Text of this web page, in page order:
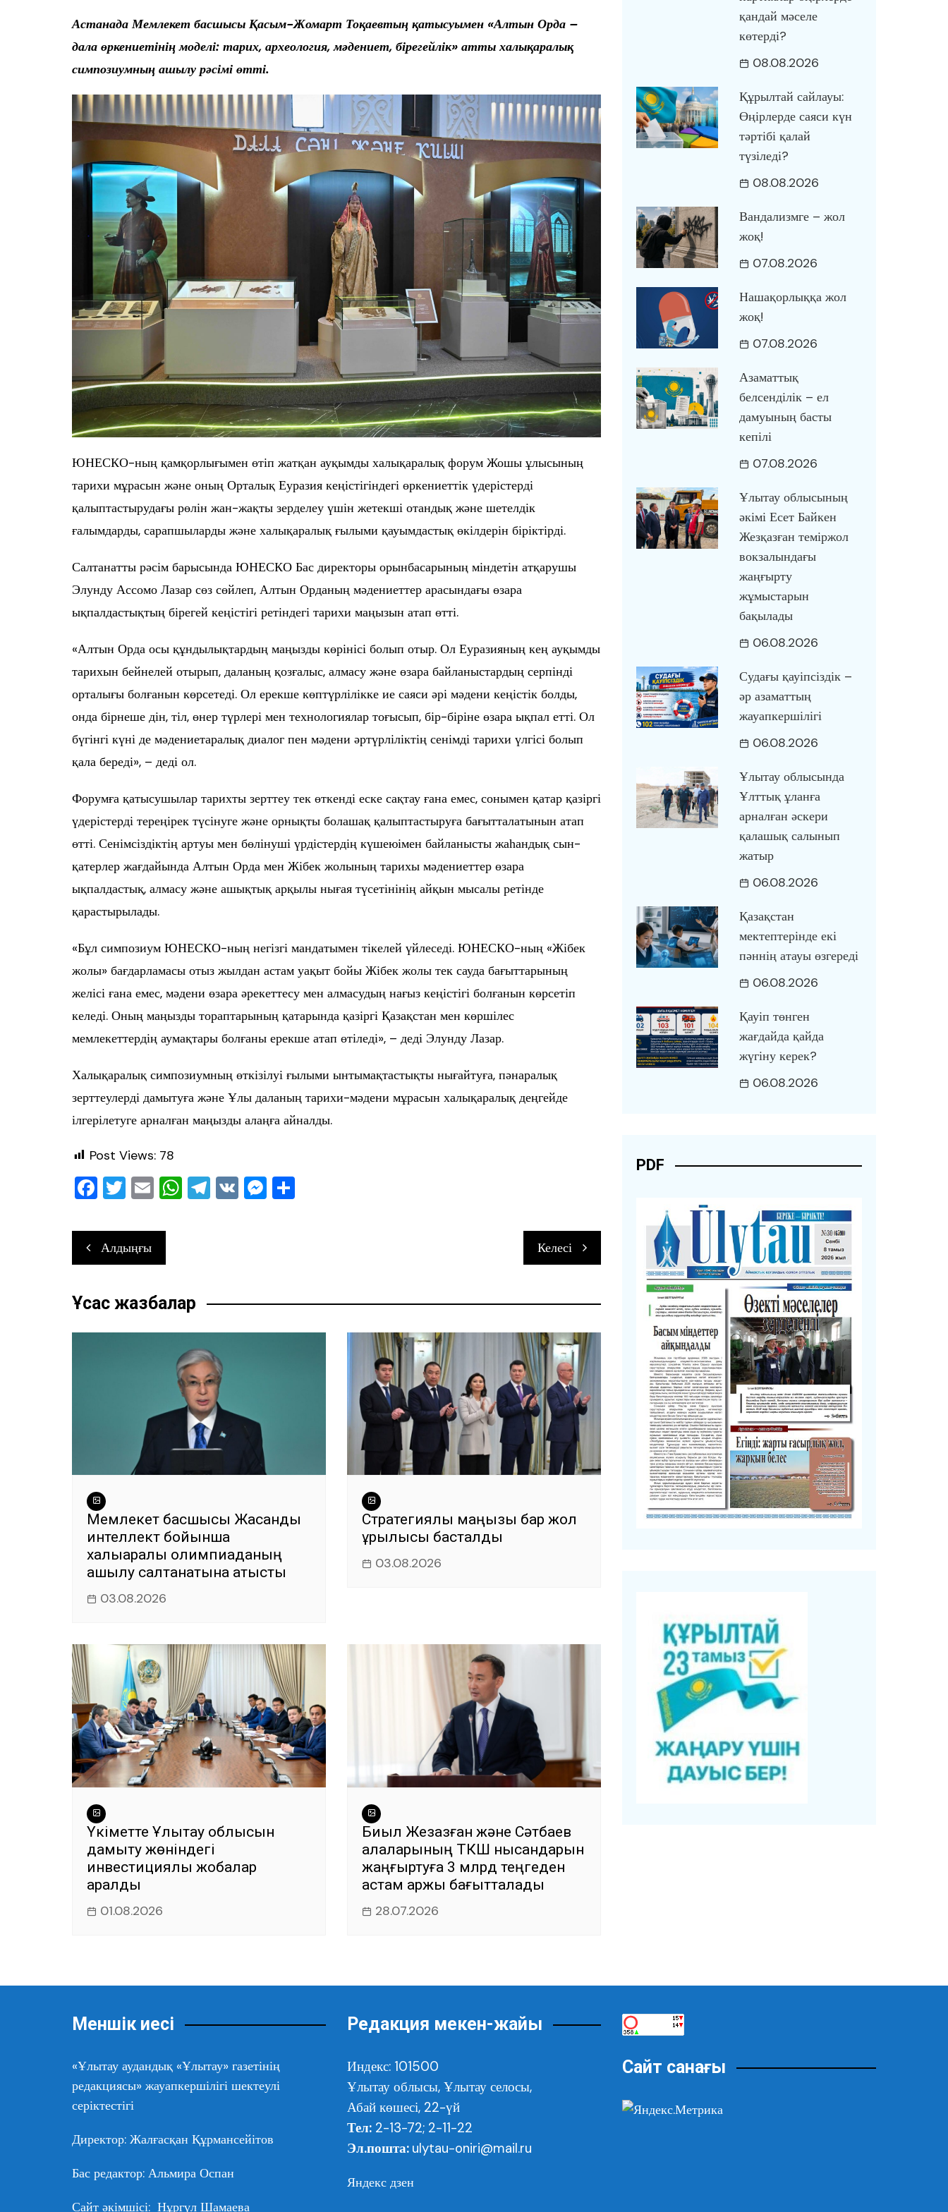
Астанада Мемлекет басшысы Қасым-Жомарт Тоқаевтың қатысуымен «Алтын Орда –
дала өркениетінің моделі: тарих, археология, мәдениет, бірегейлік» атты халықаралық
симпозиумның ашылу рәсімі өтті.
ЮНЕСКО-ның қамқорлығымен өтіп жатқан ауқымды халықаралық форум Жошы ұлысының
тарихи мұрасын және оның Орталық Еуразия кеңістігіндегі өркениеттік үдерістерді
қалыптастырудағы рөлін жан-жақты зерделеу үшін жетекші отандық және шетелдік
ғалымдарды, сарапшыларды және халықаралық ғылыми қауымдастық өкілдерін біріктірді.
Салтанатты рәсім барысында ЮНЕСКО Бас директоры орынбасарының міндетін атқарушы
Элунду Ассомо Лазар сөз сөйлеп, Алтын Орданың мәдениеттер арасындағы өзара
ықпалдастықтың бірегей кеңістігі ретіндегі тарихи маңызын атап өтті.
«Алтын Орда осы құндылықтардың маңызды көрінісі болып отыр. Ол Еуразияның кең ауқымды
тарихын бейнелей отырып, даланың қозғалыс, алмасу және өзара байланыстардың серпінді
орталығы болғанын көрсетеді. Ол ерекше көптүрлілікке ие саяси әрі мәдени кеңістік болды,
онда бірнеше дін, тіл, өнер түрлері мен технологиялар тоғысып, бір-біріне өзара ықпал етті. Ол
бүгінгі күні де мәдениетаралық диалог пен мәдени әртүрліліктің сенімді тарихи үлгісі болып
қала береді», – деді ол.
Форумға қатысушылар тарихты зерттеу тек өткенді еске сақтау ғана емес, сонымен қатар қазіргі
үдерістерді тереңірек түсінуге және орнықты болашақ қалыптастыруға бағытталатынын атап
өтті. Сенімсіздіктің артуы мен бөлінуші үрдістердің күшеюімен байланысты жаһандық сын-
қатерлер жағдайында Алтын Орда мен Жібек жолының тарихы мәдениеттер өзара
ықпалдастық, алмасу және ашықтық арқылы нығая түсетінінің айқын мысалы ретінде
қарастырылады.
«Бұл симпозиум ЮНЕСКО-ның негізгі мандатымен тікелей үйлеседі. ЮНЕСКО-ның «Жібек
жолы» бағдарламасы отыз жылдан астам уақыт бойы Жібек жолы тек сауда бағыттарының
желісі ғана емес, мәдени өзара әрекеттесу мен алмасудың нағыз кеңістігі болғанын көрсетіп
келеді. Оның маңызды тораптарының қатарында қазіргі Қазақстан мен көршілес
мемлекеттердің аумақтары болғаны ерекше атап өтіледі», – деді Элунду Лазар.
Халықаралық симпозиумның өткізілуі ғылыми ынтымақтастықты нығайтуға, пәнаралық
зерттеулерді дамытуға және Ұлы даланың тарихи-мәдени мұрасын халықаралық деңгейде
ілгерілетуге арналған маңызды алаңға айналды.
Post Views: 78
F
c
e
o
T
tt
er
E
ai
W
p
T
m
V M
g
Навигация
по
записям
Алдыңғы Келесі
Ұқсас жазбалар
Мемлекет басшысы Жасанды
интеллект бойынша
халықаралық олимпиаданың
ашылу салтанатына қатысты
03.08.2026
Стратегиялық маңызы бар жол
құрылысы басталды
03.08.2026
Үкіметте Ұлытау облысын
дамыту жөніндегі
инвестициялық жобалар
қаралды
01.08.2026
Биыл Жезқазған және Сәтбаев
қалаларының ТКШ нысандарын
жаңғыртуға 3 млрд теңгеден
астам қаржы бағытталады
28.07.2026
қандай мәселе
көтерді?
08.08.2026
Құрылтай сайлауы:
Өңірлерде саяси күн
тәртібі қалай
түзіледі?
08.08.2026
Вандализмге – жол
жоқ!
07.08.2026
Нашақорлыққа жол
жоқ!
07.08.2026
Азаматтық
белсенділік – ел
дамуының басты
кепілі
07.08.2026
Ұлытау облысының
әкімі Есет Байкен
Жезқазған теміржол
вокзалындағы
жаңғырту
жұмыстарын
бақылады
06.08.2026
Судағы қауіпсіздік –
әр азаматтың
жауапкершілігі
06.08.2026
Ұлытау облысында
Ұлттық ұланға
арналған әскери
қалашық салынып
жатыр
06.08.2026
Қазақстан
мектептерінде екі
пәннің атауы өзгереді
06.08.2026
Қауіп төнген
жағдайда қайда
жүгіну керек?
06.08.2026
PDF
Меншік иесі
«Ұлытау аудандық «Ұлытау» газетінің
редакциясы» жауапкершілігі шектеулі
серіктестігі
Директор: Жалғасқан Құрмансейітов
Бас редактор: Альмира Оспан
Сайт әкімшісі: Нұргүл Шамаева
Редакция мекен-жайы
Индекс: 101500
Ұлытау облысы, Ұлытау селосы,
Абай көшесі, 22-үй
Тел: 2-13-72; 2-11-22
Эл.пошта: ulytau-oniri@mail.ru
Яндекс дзен
Сайт санағы